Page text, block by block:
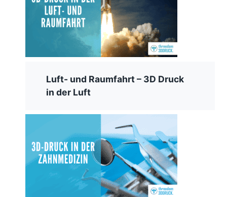
Luft- und Raumfahrt – 3D Druck
in der Luft